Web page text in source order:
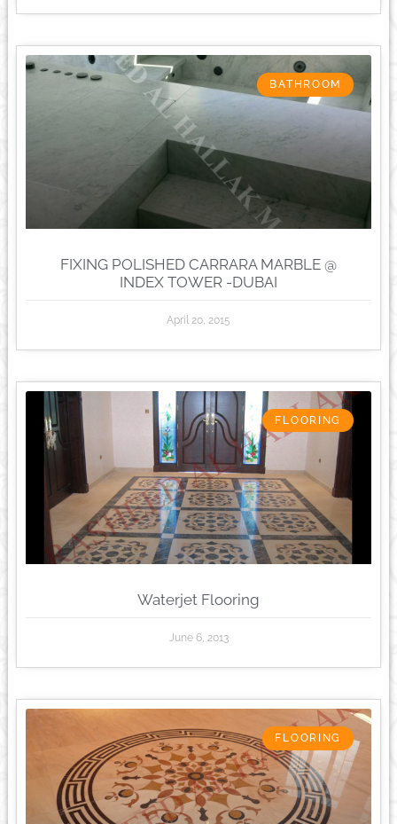
BATHROOM
FIXING POLISHED CARRARA MARBLE @
INDEX TOWER -DUBAI
April 20, 2015
FLOORING
Waterjet Flooring
June 6, 2013
FLOORING